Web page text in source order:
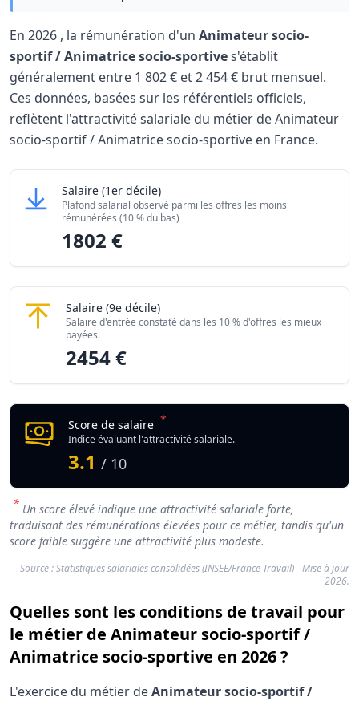
En 2026 , la rémunération d'un Animateur socio-
sportif / Animatrice socio-sportives'établit
généralement entre 1 802 € et2 454 € brut mensuel.
Ces données, basées sur les référentiels officiels,
reflètent l'attractivité salariale du métier de Animateur
socio-sportif / Animatrice socio-sportive en France.
Grille salariale Animateur socio-sportif / Animatrice
Niveau de salaire (Déciles)
Salaire minimum (10% les moins rémunérés)
Salaire maximum (10% les mieux rémunérés)
Salaire Animateur socio-sportif / Animatrice socio-
(1er décile)
Plafond salarial observé parmi les offres les moins
rémunérées (10 % du bas)
1802 €
Salaire Animateur socio-sportif / Animatrice socio-
(9e décile)
Salaire d'entrée constaté dans les 10 % d'offres les mieux
payées.
2454 €
Score de salaire *
Indice évaluant l'attractivité salariale.
3.1 / 10
* Un score élevé indique une attractivité salariale forte,
traduisant des rémunérations élevées pour ce métier, tandis qu'un
score faible suggère une attractivité plus modeste.
Source : Statistiques salariales consolidées (INSEE/France Travail) - Mise à jour
2026.
Quelles sont les conditions de travail pour
le métier de Animateur socio-sportif /
Animatrice socio-sportive en 2026 ?
L'exercice du métier deAnimateur socio-sportif /